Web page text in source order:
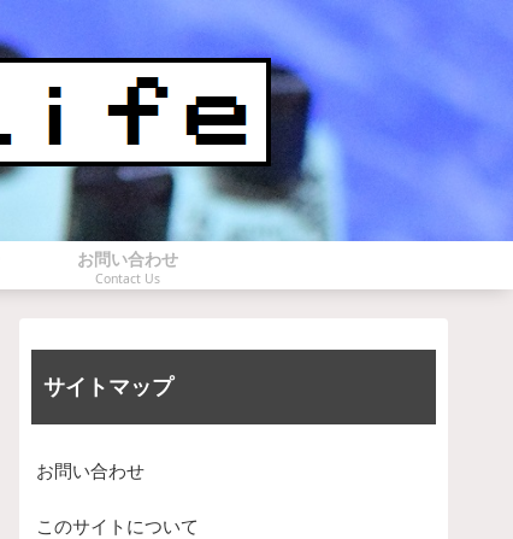
お問い合わせ
Contact Us
サイトマップ
お問い合わせ
このサイトについて